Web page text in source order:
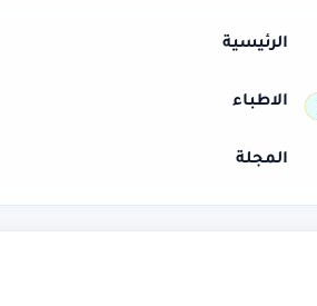
الرئيسية
الاطباء
المجلة